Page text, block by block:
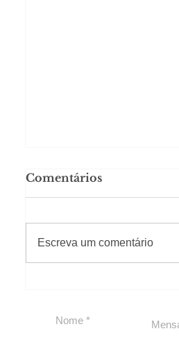
reforçam apoio a
Cláudio Mitidieri
Comentários
Escreva um comentário
#Sugestões